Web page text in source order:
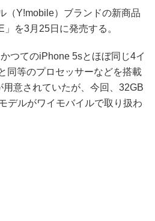
Y!mobile）ブランドの新商品
を3月25日に発売する。
つてのiPhone 5sとほぼ同じ4イ
同等のプロセッサーなどを搭載
意されていたが、今回、32GB
デルがワイモバイルで取り扱わ